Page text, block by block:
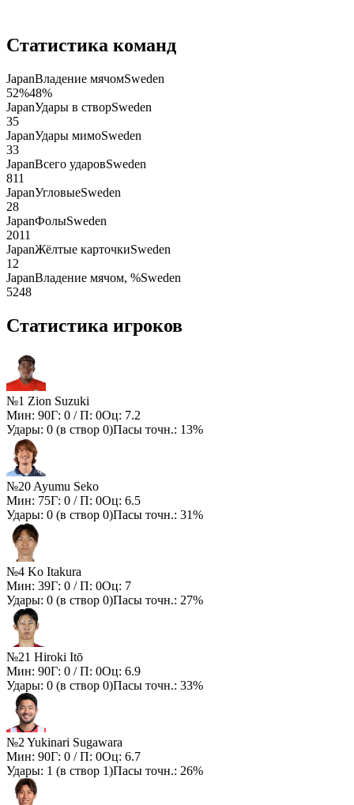
Статистика команд
JapanВладение мячомSweden
52%48%
JapanУдары в створSweden
35
JapanУдары мимоSweden
33
JapanВсего ударовSweden
811
JapanУгловыеSweden
28
JapanФолыSweden
2011
JapanЖёлтые карточкиSweden
1 2
JapanВладение мячом, %Sweden
5248
Статистика игроков
№1 Zion Suzuki
Мин: 90Г: 0 / П: 0Оц: 7.2
Удары: 0 (в створ 0)Пасы точн.: 13%
№20 Ayumu Seko
Мин: 75Г: 0 / П: 0Оц: 6.5
Удары: 0 (в створ 0)Пасы точн.: 31%
№4 Ko Itakura
Мин: 39Г: 0 / П: 0Оц: 7
Удары: 0 (в створ 0)Пасы точн.: 27%
№21 Hiroki Itō
Мин: 90Г: 0 / П: 0Оц: 6.9
Удары: 0 (в створ 0)Пасы точн.: 33%
№2 Yukinari Sugawara
Мин: 90Г: 0 / П: 0Оц: 6.7
Удары: 1 (в створ 1)Пасы точн.: 26%